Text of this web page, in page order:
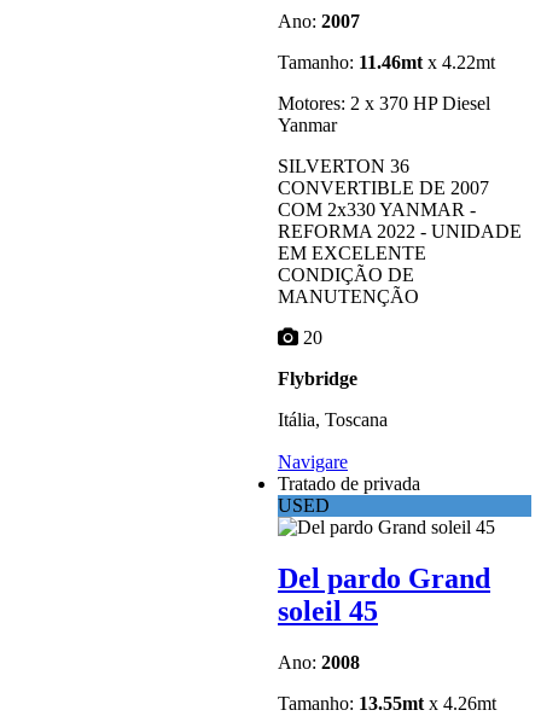
Ano: 2007
Tamanho: 11.46mt x 4.22mt
Motores: 2 x 370 HP Diesel
Yanmar
SILVERTON 36
CONVERTIBLE DE 2007
COM 2x330 YANMAR -
REFORMA 2022 - UNIDADE
EM EXCELENTE
CONDIÇÃO DE
MANUTENÇÃO
20
Flybridge
Itália, Toscana
Navigare
Tratado de privada
USED
Del pardo Grand
soleil 45
Ano: 2008
Tamanho: 13.55mt x 4.26mt